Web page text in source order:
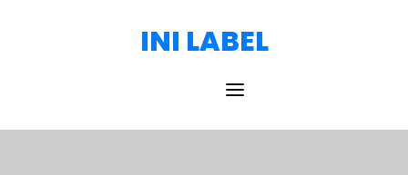
INI LABEL
HOME